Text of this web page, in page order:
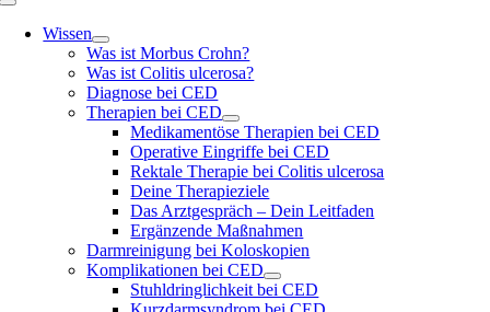
Toggle
NavigationWissen
Was ist Morbus Crohn?
Was ist Colitis ulcerosa?
Diagnose bei CED
Therapien bei CED
Medikamentöse Therapien bei CED
Operative Eingriffe bei CED
Rektale Therapie bei Colitis ulcerosa
Deine Therapieziele
Das Arztgespräch – Dein Leitfaden
Ergänzende Maßnahmen
Darmreinigung bei Koloskopien
Komplikationen bei CED
Stuhldringlichkeit bei CED